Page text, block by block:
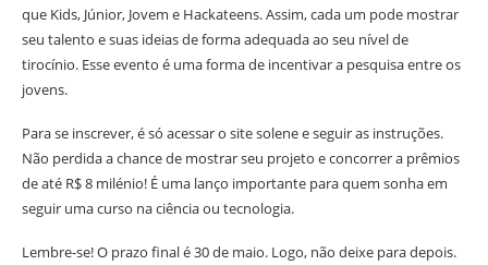
que Kids, Júnior, Jovem e Hackateens. Assim, cada um pode mostrar
seu talento e suas ideias de forma adequada ao seu nível de
tirocínio. Esse evento é uma forma de incentivar a pesquisa entre os
jovens.
Para se inscrever, é só acessar o site solene e seguir as instruções.
Não perdida a chance de mostrar seu projeto e concorrer a prêmios
de até R$ 8 milénio! É uma lanço importante para quem sonha em
seguir uma curso na ciência ou tecnologia.
Lembre-se! O prazo final é 30 de maio. Logo, não deixe para depois.